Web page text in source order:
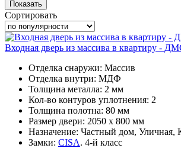
Сортировать
Входная дверь из массива в квартиру -
Отделка снаружи: Массив
Отделка внутри: МДФ
Толщина металла: 2 мм
Кол-во контуров уплотнения: 2
Толщина полотна: 80 мм
Размер двери: 2050 x 800 мм
Назначение: Частный дом, Уличная,
Замки: CISA. 4-й класс